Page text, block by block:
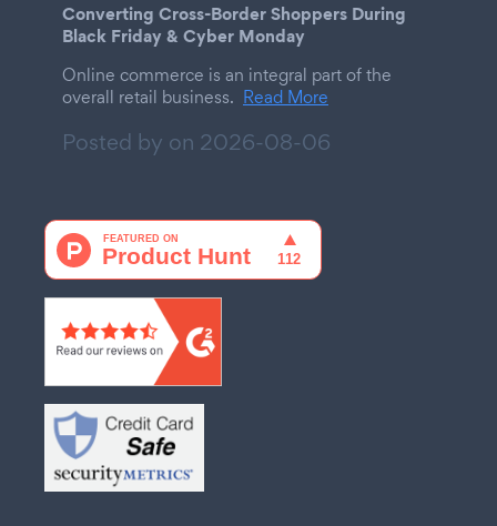
Converting Cross-Border Shoppers During
Black Friday & Cyber Monday
Online commerce is an integral part of the
overall retail business. Read More
Posted by on 2026-08-06